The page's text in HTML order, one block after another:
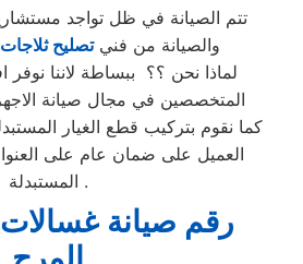
تتم الصيانة في ظل تواجد
والصيانة من فنيتصليح
لماذا نحن ؟؟ ببساطة لاننا نوفر
المتخصصين في مجال صيانة الاجهزة
كما نقوم بتركيب قطع الغيار
العميل على ضمان عام على
المستبدلة .
رقم صيانة